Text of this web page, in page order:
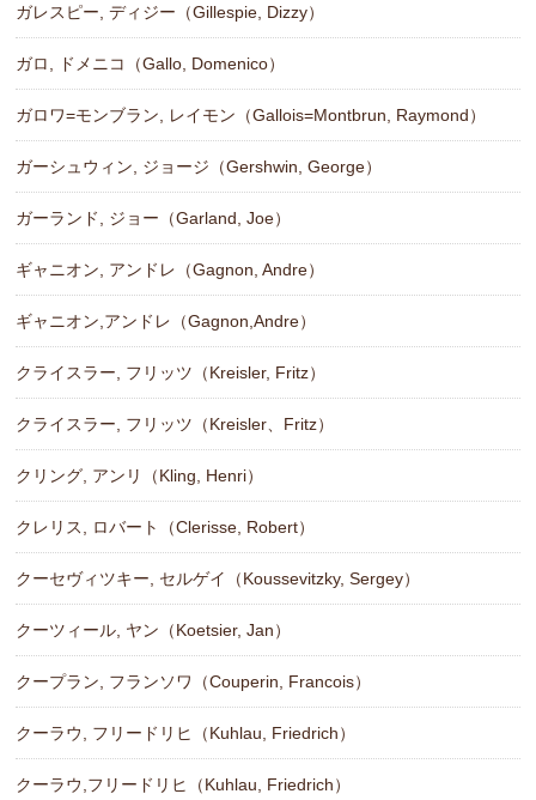
ガレスピー, ディジー（Gillespie, Dizzy）
ガロ, ドメニコ（Gallo, Domenico）
ガロワ=モンブラン, レイモン（Gallois=Montbrun, Raymond）
ガーシュウィン, ジョージ（Gershwin, George）
ガーランド, ジョー（Garland, Joe）
ギャニオン, アンドレ（Gagnon, Andre）
ギャニオン,アンドレ（Gagnon,Andre）
クライスラー, フリッツ（Kreisler, Fritz）
クライスラー, フリッツ（Kreisler、Fritz）
クリング, アンリ（Kling, Henri）
クレリス, ロバート（Clerisse, Robert）
クーセヴィツキー, セルゲイ（Koussevitzky, Sergey）
クーツィール, ヤン（Koetsier, Jan）
クープラン, フランソワ（Couperin, Francois）
クーラウ, フリードリヒ（Kuhlau, Friedrich）
クーラウ,フリードリヒ（Kuhlau, Friedrich）